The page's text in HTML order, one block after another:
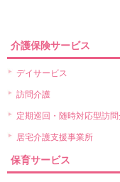
介護保険サービス
デイサービス
訪問介護
定期巡回・随時対応型訪
居宅介護支援事業所
保育サービス